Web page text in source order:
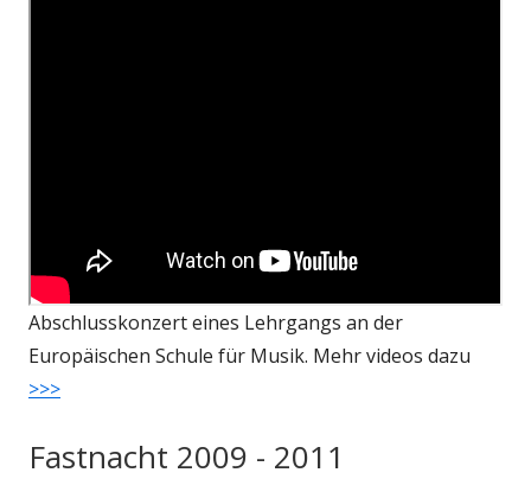
Abschlusskonzert eines Lehrgangs an der
Europäischen Schule für Musik. Mehr videos dazu
>>>
Fastnacht 2009 - 2011